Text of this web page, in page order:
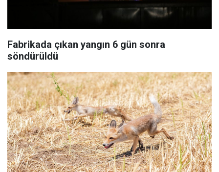
Fabrikada çıkan yangın 6 gün sonra
söndürüldü